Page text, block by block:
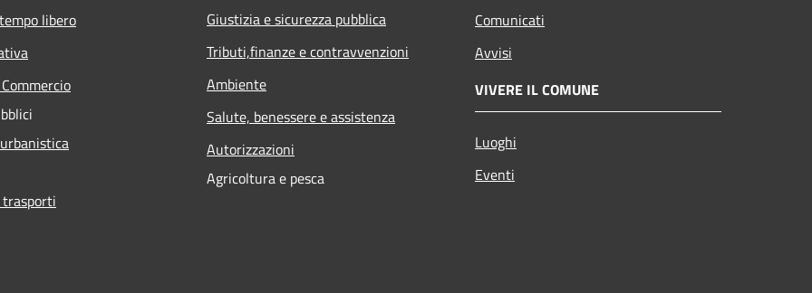
libero
Giustizia e sicurezza pubblica
Tributi,finanze e contravvenzioni
Ambiente
Salute, benessere e assistenza
Autorizzazioni
Agricoltura e pesca
Comunicati
Avvisi
VIVERE IL COMUNE
Luoghi
Eventi